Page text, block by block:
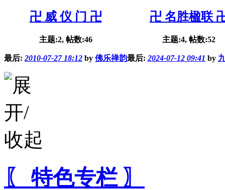
卍 威 仪 门 卍
主题:2, 帖数:46
最后: 2010-07-27 18:12 by 佛乐禅韵
卍 名胜楹联
主题:4, 帖数:52
最后: 2024-07-12 09:41 by
〖 特色专栏 〗